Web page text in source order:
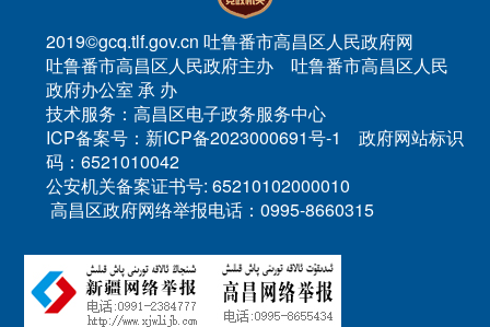
2019©gcq.tlf.gov.cn 吐鲁番市高昌区人民政府网
吐鲁番市高昌区人民政府主办 吐鲁番市高昌区人民
政府办公室 承 办
技术服务：高昌区电子政务服务中心
ICP备案号：新ICP备2023000691号-1 政府网站标识
码：6521010042
公安机关备案证书号: 65210102000010
高昌区政府网络举报电话：0995-8660315